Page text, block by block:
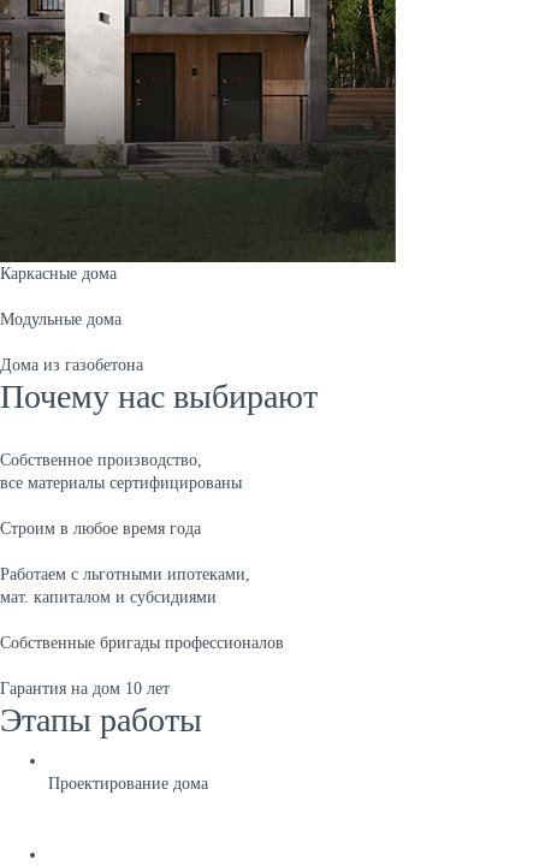
Каркасные дома
Модульные дома
Дома из газобетона
Почему нас выбирают
Собственное производство,
все материалы сертифицированы
Строим в любое время года
Работаем с льготными ипотеками,
мат. капиталом и субсидиями
Собственные бригады профессионалов
Гарантия на дом 10 лет
Этапы работы
Проектирование дома